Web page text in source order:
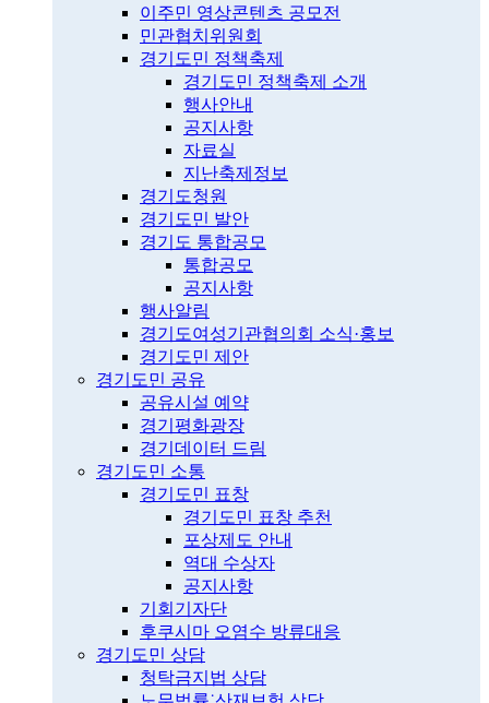
이주민 영상콘텐츠 공모전
민관협치위원회
경기도민 정책축제
경기도민 정책축제 소개
행사안내
공지사항
자료실
지난축제정보
경기도청원
경기도민 발안
경기도 통합공모
통합공모
공지사항
행사알림
경기도여성기관협의회 소식·홍보
경기도민 제안
경기도민 공유
공유시설 예약
경기평화광장
경기데이터 드림
경기도민 소통
경기도민 표창
경기도민 표창 추천
포상제도 안내
역대 수상자
공지사항
기회기자단
후쿠시마 오염수 방류대응
경기도민 상담
청탁금지법 상담